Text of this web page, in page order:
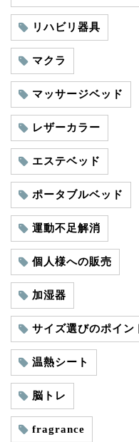
リハビリ器具
マクラ
マッサージベッド
レザーカラー
エステベッド
ポータブルベッド
運動不足解消
個人様への販売
加湿器
サイズ選びのポイン
温熱シート
脳トレ
fragrance